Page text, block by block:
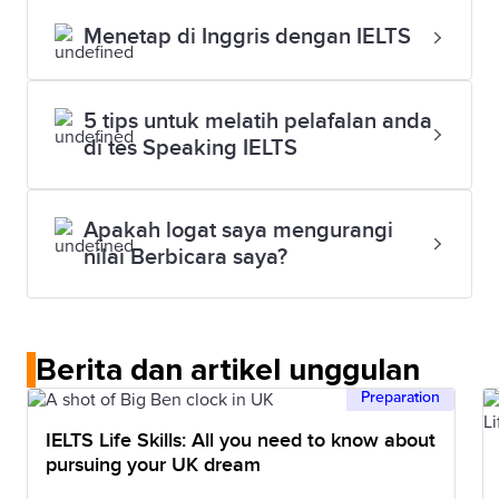
luar ruang ujian pada area khusus atau loker.
Ponsel, pagers dan jam digital harus dimatikan dan
disimpan bersama barang lainya.
Jika Anda membawa ponsel atau alat elektronik
menyimak berbagai aksen penutur asli akan
kata-kata sulit.
Memberikan pemberitahuan dengan waktu yang
cukup diperlukan agar versi modifikasi tes dapat
Menetap di Inggris dengan IELTS
5 tips untuk melatih pelafalan anda
di tes Speaking IELTS
Apakah logat saya mengurangi
nilai Berbicara saya?
Berita dan artikel unggulan
Preparation
IELTS Life Skills: All you need to know about
pursuing your UK dream